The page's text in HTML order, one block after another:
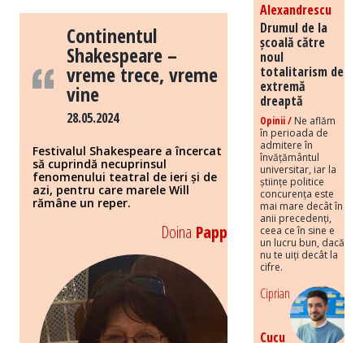
Continentul
Shakespeare –
vreme trece, vreme
vine
28.05.2024
Festivalul Shakespeare a încercat
să cuprindă necuprinsul
fenomenului teatral de ieri și de
azi, pentru care marele Will
rămâne un reper.
Doina Papp
Alexandrescu
Drumul de la
școală către
noul
totalitarism de
extremă
dreaptă
Opinii / Ne aflăm
în perioada de
admitere în
învățământul
universitar, iar la
științe politice
concurența este
mai mare decât în
anii precedenți,
ceea ce în sine e
un lucru bun, dacă
nu te uiți decât la
cifre.
Ciprian
Cucu